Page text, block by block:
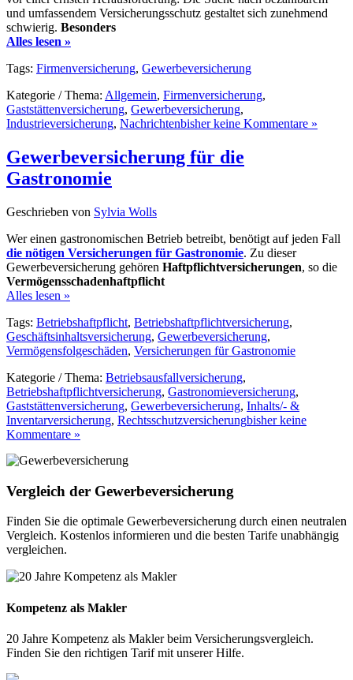
und umfassendem Versicherungsschutz gestaltet sich zunehmend
schwierig. Besonders
Alles lesen »
Tags: Firmenversicherung, Gewerbeversicherung
Kategorie / Thema: Allgemein, Firmenversicherung,
Gaststättenversicherung, Gewerbeversicherung,
Industrieversicherung, Nachrichtenbisher keine Kommentare »
Gewerbeversicherung für die
Gastronomie
Geschrieben von Sylvia Wolls
Wer einen gastronomischen Betrieb betreibt, benötigt auf jeden Fall
die nötigen Versicherungen für Gastronomie. Zu dieser
Gewerbeversicherung gehören Haftpflichtversicherungen, so die
Vermögensschadenhaftpflicht
Alles lesen »
Tags: Betriebshaftpflicht, Betriebshaftpflichtversicherung,
Geschäftsinhaltsversicherung, Gewerbeversicherung,
Vermögensfolgeschäden, Versicherungen für Gastronomie
Kategorie / Thema: Betriebsausfallversicherung,
Betriebshaftpflichtversicherung, Gastronomieversicherung,
Gaststättenversicherung, Gewerbeversicherung, Inhalts/- &
Inventarversicherung, Rechtsschutzversicherungbisher keine
Kommentare »
Vergleich der Gewerbeversicherung
Finden Sie die optimale Gewerbeversicherung durch einen neutralen
Vergleich. Kostenlos informieren und die besten Tarife unabhängig
vergleichen.
Kompetenz als Makler
20 Jahre Kompetenz als Makler beim Versicherungsvergleich.
Finden Sie den richtigen Tarif mit unserer Hilfe.